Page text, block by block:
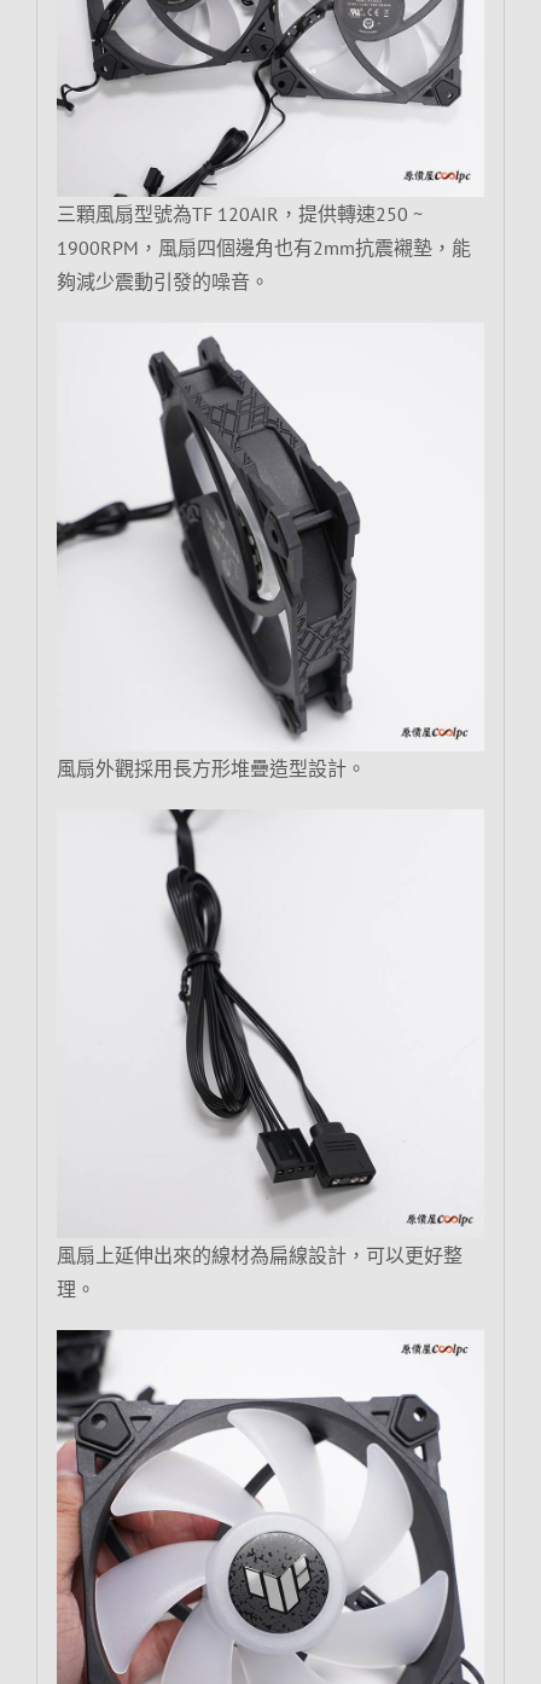
三顆風扇型號為TF 120AIR，提供轉速250 ~
1900RPM，風扇四個邊角也有2mm抗震襯墊，能
夠減少震動引發的噪音。
風扇外觀採用長方形堆疊造型設計。
風扇上延伸出來的線材為扁線設計，可以更好整
理。